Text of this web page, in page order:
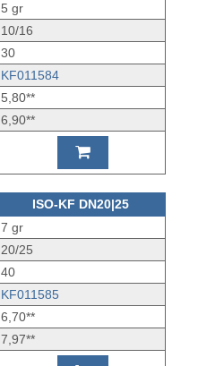
5 gr
10/16
30
KF011584
5,80**
6,90**
ISO-KF DN20|25
7 gr
20/25
40
KF011585
6,70**
7,97**